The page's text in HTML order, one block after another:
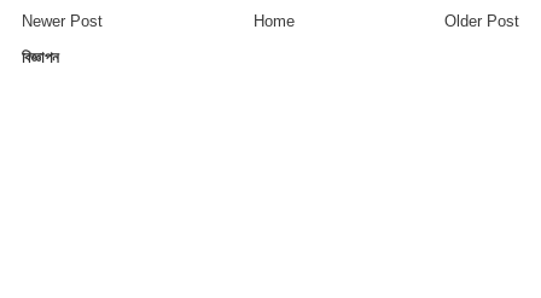
Newer Post Older Post
Home
বিজ্ঞাপন